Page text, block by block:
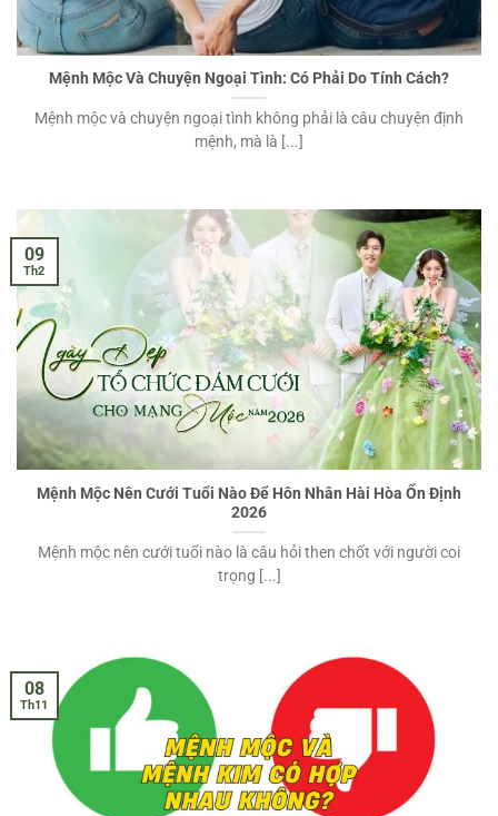
Mệnh Mộc Và Chuyện Ngoại Tình: Có Phải Do Tính Cách?
Mệnh mộc và chuyện ngoại tình không phải là câu chuyện định
mệnh, mà là [...]
Mệnh Mộc Nên Cưới Tuổi Nào Để Hôn Nhân Hài Hòa Ổn Định
2026
Mệnh mộc nên cưới tuổi nào là câu hỏi then chốt với người coi
trọng [...]
09
Th2
08
Th11